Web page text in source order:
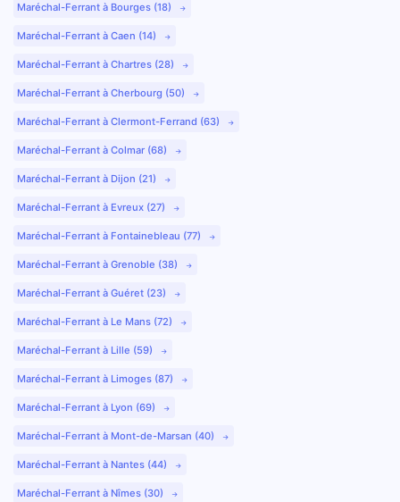
Maréchal-Ferrant à Bourges (18)
Maréchal-Ferrant à Caen (14)
Maréchal-Ferrant à Chartres (28)
Maréchal-Ferrant à Cherbourg (50)
Maréchal-Ferrant à Clermont-Ferrand (63)
Maréchal-Ferrant à Colmar (68)
Maréchal-Ferrant à Dijon (21)
Maréchal-Ferrant à Evreux (27)
Maréchal-Ferrant à Fontainebleau (77)
Maréchal-Ferrant à Grenoble (38)
Maréchal-Ferrant à Guéret (23)
Maréchal-Ferrant à Le Mans (72)
Maréchal-Ferrant à Lille (59)
Maréchal-Ferrant à Limoges (87)
Maréchal-Ferrant à Lyon (69)
Maréchal-Ferrant à Mont-de-Marsan (40)
Maréchal-Ferrant à Nantes (44)
Maréchal-Ferrant à Nîmes (30)